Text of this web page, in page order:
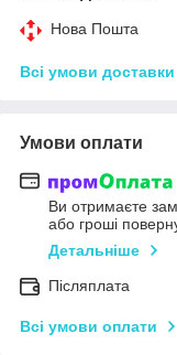
Нова Пошта
Всі умови доставки
Умови оплати
Ви отримаєте
або гроші
Детальніше
Післяплата
Всі умови оплати